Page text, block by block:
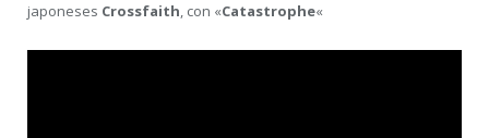
japoneses Crossfaith, con «Catastrophe«